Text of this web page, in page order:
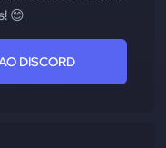
😊
DISCORD